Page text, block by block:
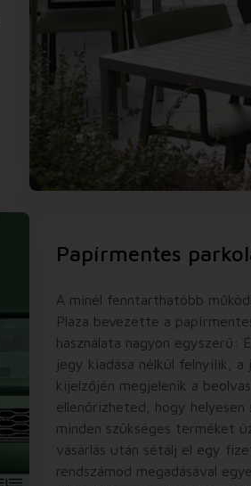
Papírmentes
A minél fenntarthatóbb
Plaza bevezette a
használata nagyon egyszerű:
jegy kiadása nélkül felnyílik,
kijelzőjén megjelenik a
ellenőrizheted, hogy helyesen
minden szükséges terméket
vásárlás után sétálj el egy
rendszámod megadásával